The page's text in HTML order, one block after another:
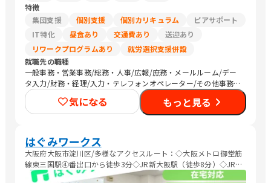
特徴
集団支援
個別支援 個別カリキュラム
ピアサポート
IT特化
昼食あり 交通費あり
送迎あり
リワークプログラムあり
就労選択支援併設
就職先の職種
一般事務・営業事務/総務・人事/広報/庶務・メールルーム/デー
タ入力/財務・経理/入力・テレフォンオペレーター/その他事務/
梱包作業/その他軽作業/販売スタッフ・接客/Web制作/DTPオペ
レーター/デザイナー/メディア関連/社内情報システム/その他IT/
ヘルプデスク/品質管理・生産管理・メンテナンス/生産・製造オ
ーケティング・広告関連
気になる もっと見る
はぐみワークス
大阪府大阪市淀川区/多様なアクセスルート：◇大阪メトロ御堂筋
線東三国駅④番出口から徒歩3分◇JR新大阪駅（徒歩8分）◇JR東
淀川駅（徒歩７分）